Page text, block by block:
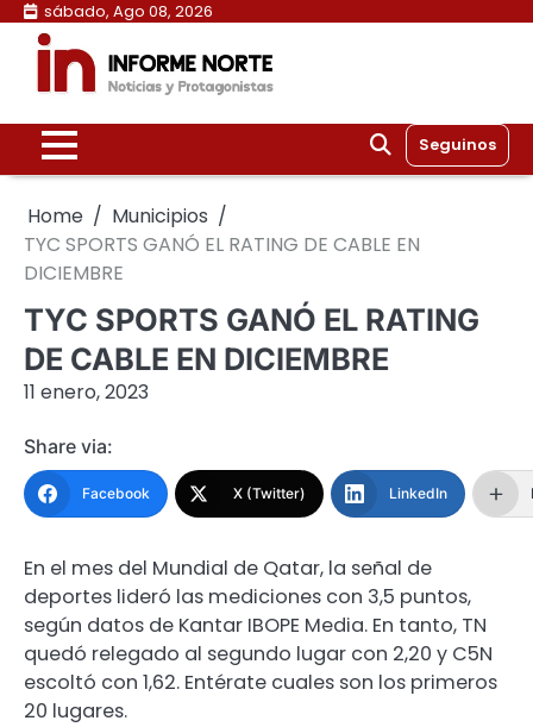
Skip
content
sábado, Ago 08, 2026
Seguinos
Home
Municipios
TYC SPORTS GANÓ EL RATING DE CABLE EN
DICIEMBRE
TYC SPORTS GANÓ EL RATING
DE CABLE EN DICIEMBRE
11 enero, 2023
Share via:
Facebook X (Twitter) LinkedIn
En el mes del Mundial de Qatar, la señal de
deportes lideró las mediciones con 3,5 puntos,
según datos de Kantar IBOPE Media. En tanto, TN
quedó relegado al segundo lugar con 2,20 y C5N
escoltó con 1,62. Entérate cuales son los primeros
20 lugares.